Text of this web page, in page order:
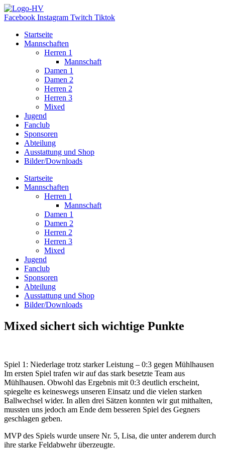
Zum
Inhalt
Facebook Instagram Twitch Tiktok
Startseite
Mannschaften
Herren 1
Mannschaft
Damen 1
Damen 2
Herren 2
Herren 3
Mixed
Jugend
Fanclub
Sponsoren
Abteilung
Ausstattung und Shop
Bilder/Downloads
Startseite
Mannschaften
Herren 1
Mannschaft
Damen 1
Damen 2
Herren 2
Herren 3
Mixed
Jugend
Fanclub
Sponsoren
Abteilung
Ausstattung und Shop
Bilder/Downloads
Mixed sichert sich wichtige Punkte
Spiel 1: Niederlage trotz starker Leistung – 0:3 gegen Mühlhausen
Im ersten Spiel trafen wir auf das stark besetzte Team aus
Mühlhausen. Obwohl das Ergebnis mit 0:3 deutlich erscheint,
spiegelte es keineswegs unseren Einsatz und die vielen starken
Ballwechsel wider. In allen drei Sätzen konnten wir gut mithalten,
mussten uns jedoch am Ende dem besseren Spiel des Gegners
geschlagen geben.
MVP des Spiels wurde unsere Nr. 5, Lisa, die unter anderem durch
ihre starke Feldabwehr überzeugte.